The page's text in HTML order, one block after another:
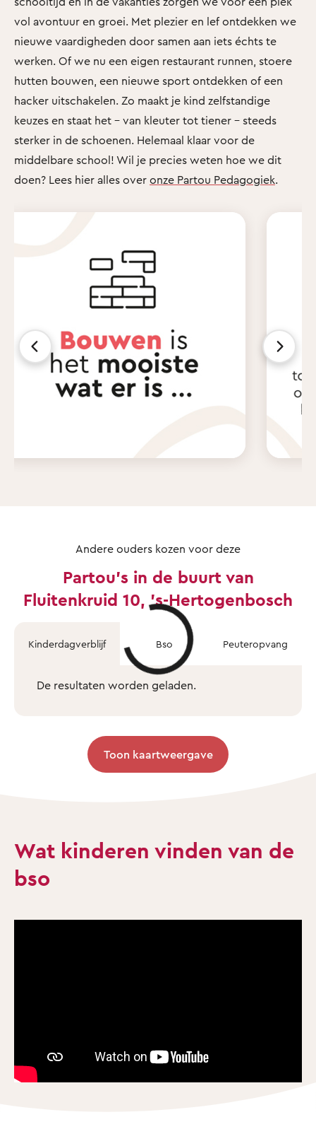
vol avontuur en groei. Met plezier en lef ontdekken we
nieuwe vaardigheden door samen aan iets échts te
werken. Of we nu een eigen restaurant runnen, stoere
hutten bouwen, een nieuwe sport ontdekken of een
hacker uitschakelen. Zo maakt je kind zelfstandige
keuzes en staat het - van kleuter tot tiener - steeds
sterker in de schoenen. Helemaal klaar voor de
middelbare school! Wil je precies weten hoe we dit
doen? Lees hier alles over onze Partou Pedagogiek.
Andere ouders kozen voor deze
Partou's in de buurt van
Fluitenkruid 10, 's-Hertogenbosch
Kinderdagverblijf Bso Peuteropvang
De resultaten worden geladen.
Toon kaartweergave
Wat kinderen vinden van de
bso